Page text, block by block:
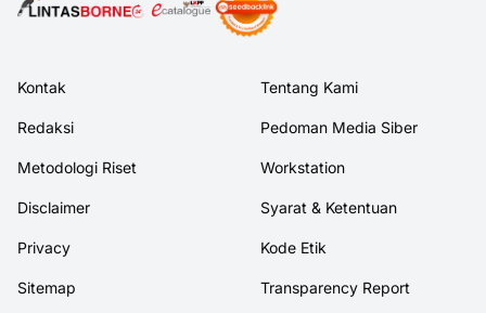
Kontak Tentang Kami
Redaksi Pedoman Media Siber
Metodologi Riset Workstation
Disclaimer Syarat & Ketentuan
Privacy Kode Etik
Sitemap Transparency Report